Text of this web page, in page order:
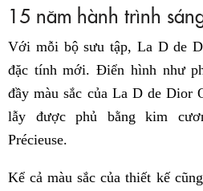
15 năm hành trình
Với mỗi bộ sưu tập, La D de
đặc tính mới. Điển hình như
đầy màu sắc của La D de Dior
lẫy được phủ bằng kim
Précieuse.
Kể cả màu sắc của thiết kế